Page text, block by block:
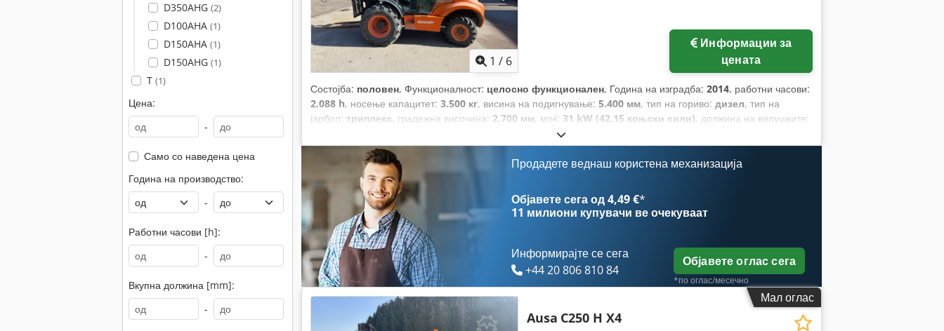
D350AHG (2)
D100AHA (1)
D150AHA (1)
D150AHG (1)
T (1)
Цена:
-
Само со наведена цена
Година на производство:
-
Работни часови [h]:
-
Вкупна должина [mm]:
-
1 / 6
цената
Состојба: половен, Функционалност: целосно функционален, Година на изградба: 2014, работни часови:
2.088 h, носење капацитет: 3.500 кг, висина на подигнување: 5.400 мм, тип на гориво: дизел, тип на
јарбол: триплекс, градежна височина: 2.700 мм, моќ: 31 kW (42,15 коњски сили), должина на вилушките:
Продадете веднаш користена механизација
Објавете сега од 4,49 €*
11 милиони купувачи ве очекуваат
Информирајте се сега
+44 20 806 810 84
Објавете оглас сега
*по оглас/месечно
Мал оглас
Ausa C250 H X4